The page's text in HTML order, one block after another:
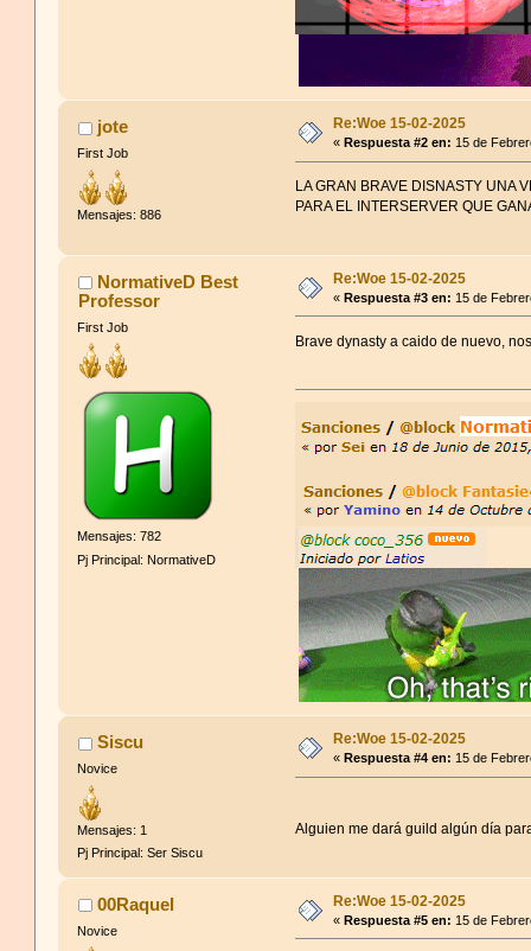
jote
First Job
Mensajes: 886
Re:Woe 15-02-2025
« Respuesta #2 en: 15 de
LA GRAN BRAVE DISNASTY UNA
PARA EL INTERSERVER QUE
NormativeD Best
Professor
First Job
Mensajes: 782
Pj Principal: NormativeD
Re:Woe 15-02-2025
«Respuesta #3 en: 15 de
Brave dynasty a caido de nuevo,
Siscu
Novice
Mensajes: 1
Pj Principal: Ser Siscu
Re:Woe 15-02-2025
« Respuesta #4 en: 15 de
Alguien me dará guild algún día
00Raquel
Novice
Re:Woe 15-02-2025
«Respuesta #5 en: 15 de